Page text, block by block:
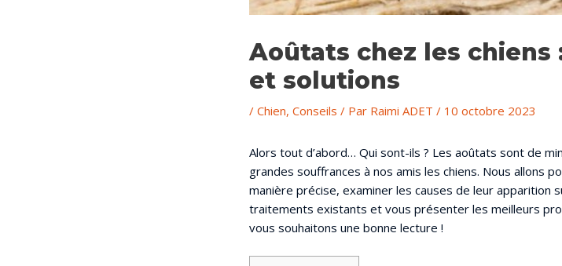
Aoûtats chez les
et solutions
/ Chien, Conseils / Par Raimi ADET / 10 octobre 2023
Alors tout d’abord… Qui sont-ils ? Les aoûtats sont de
grandes souffrances à nos amis les chiens. Nous allons
manière précise, examiner les causes de leur apparition
traitements existants et vous présenter les meilleurs
vous souhaitons une bonne lecture !